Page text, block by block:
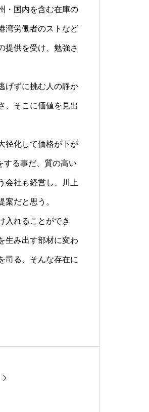
・国内を含む在庫の
湾労働者のストなど
提供を受け、勉強さ
げずに挑む人の静か
、そこに価値を見出
径化して価格が下が
する事だ、質の高い
会社も経営し、川上
だと思う。
入れることができ
生み出す部材に変わ
司る、そんな存在に